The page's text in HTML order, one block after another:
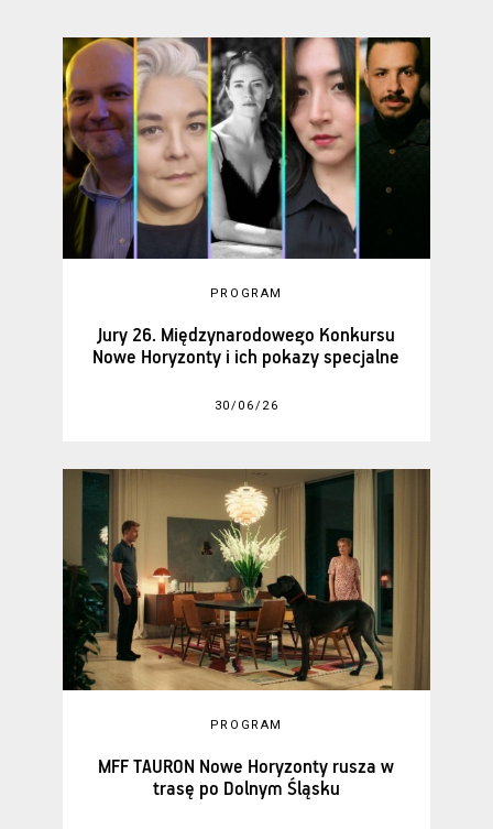
PROGRAM
Jury 26. Międzynarodowego Konkursu
Nowe Horyzonty i ich pokazy specjalne
30/06/26
PROGRAM
MFF TAURON Nowe Horyzonty rusza w
trasę po Dolnym Śląsku